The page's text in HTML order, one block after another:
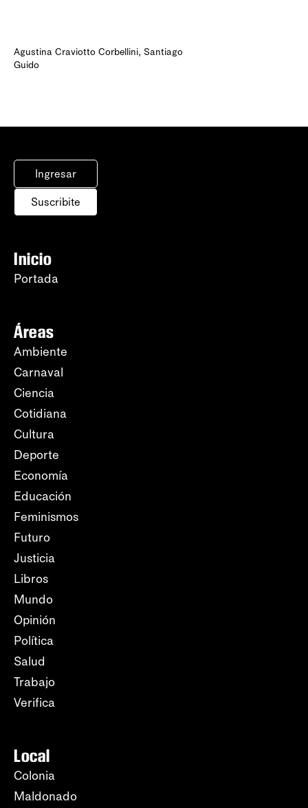
Agustina Craviotto Corbellini, Santiago
Guido
Ingresar
Suscribite
Inicio
Portada
Áreas
Ambiente
Carnaval
Ciencia
Cotidiana
Cultura
Deporte
Economía
Educación
Feminismos
Futuro
Justicia
Libros
Mundo
Opinión
Política
Salud
Trabajo
Verifica
Local
Colonia
Maldonado